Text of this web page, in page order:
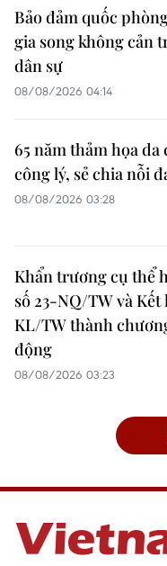
Bảo đảm quốc
gia song không cản
dân sự
08/08/2026 04:14
65 năm thảm họa
công lý, sẻ chia nỗi
08/08/2026 03:28
Khẩn trương cụ thể
số 23-NQ/TW và Kết
KL/TW thành
động
08/08/2026 03:23